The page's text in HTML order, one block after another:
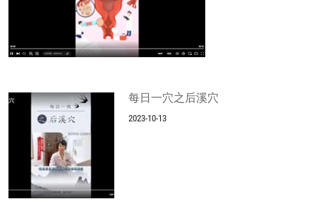
每日一穴之后溪穴
2023-10-13